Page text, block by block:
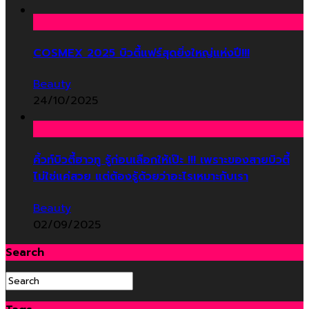
COSMEX 2025 บิวตี้แฟร์สุดยิ่งใหญ่แห่งปี!!!
Beauty
24/10/2025
คิ้วท์บิวตี้ฮาวทู รู้ก่อนเลือกให้เป๊ะ !!! เพราะของสายบิวตี้
ไม่ใช่แค่สวย แต่ต้องรู้ด้วยว่าอะไรเหมาะกับเรา
Beauty
02/09/2025
Search